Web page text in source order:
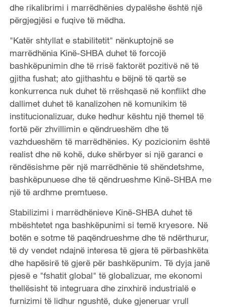
dhe rikalibrimi i marrëdhënies dypalëshe është një
përgjegjësi e fuqive të mëdha.
"Katër shtyllat e stabilitetit" nënkuptojnë se
marrëdhënia Kinë-SHBA duhet të forcojë
bashkëpunimin dhe të rrisë faktorët pozitivë në të
gjitha fushat; ato gjithashtu e bëjnë të qartë se
konkurrenca nuk duhet të rrëshqasë në konflikt dhe
dallimet duhet të kanalizohen në komunikim të
institucionalizuar, duke hedhur kështu një themel të
fortë për zhvillimin e qëndrueshëm dhe të
vazhdueshëm të marrëdhënies. Ky pozicionim është
realist dhe në kohë, duke shërbyer si një garanci e
rëndësishme për një marrëdhënie të shëndetshme,
bashkëpunuese dhe të qëndrueshme Kinë-SHBA me
një të ardhme premtuese.
Stabilizimi i marrëdhënieve Kinë-SHBA duhet të
mbështetet nga bashkëpunimi si temë kryesore. Në
botën e sotme të paqëndrueshme dhe të ndërthurur,
të dy vendet ndajnë interesa të gjera të përbashkëta
dhe hapësirë të gjerë për bashkëpunim. Të dyja janë
pjesë e "fshatit global" të globalizuar, me ekonomi
thellësisht të integruara dhe zinxhirë industrialë e
furnizimi të lidhur ngushtë, duke gjeneruar vrull